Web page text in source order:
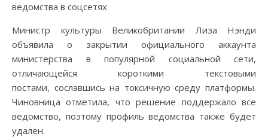
Министр культуры Великобритании Лиза Нэнди
объявила о закрытии официального аккаунта
министерства в популярной социальной сети,
отличающейся короткими текстовыми
постами, сославшись на токсичную среду платформы.
Чиновница отметила, что решение поддержало все
ведомство, поэтому профиль ведомства также будет
удален.